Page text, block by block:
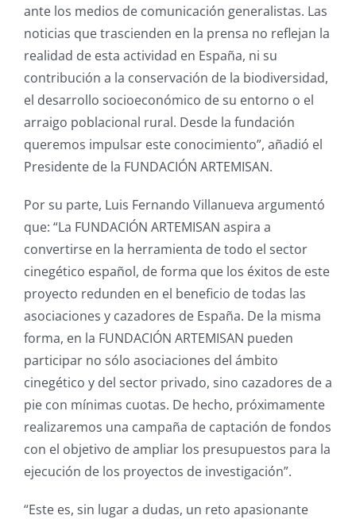
ante los medios de comunicación generalistas. Las
noticias que trascienden en la prensa no reflejan la
realidad de esta actividad en España, ni su
contribución a la conservación de la biodiversidad,
el desarrollo socioeconómico de su entorno o el
arraigo poblacional rural. Desde la fundación
queremos impulsar este conocimiento”, añadió el
Presidente de la FUNDACIÓN ARTEMISAN.
Por su parte, Luis Fernando Villanueva argumentó
que: “La FUNDACIÓN ARTEMISAN aspira a
convertirse en la herramienta de todo el sector
cinegético español, de forma que los éxitos de este
proyecto redunden en el beneficio de todas las
asociaciones y cazadores de España. De la misma
forma, en la FUNDACIÓN ARTEMISAN pueden
participar no sólo asociaciones del ámbito
cinegético y del sector privado, sino cazadores de a
pie con mínimas cuotas. De hecho, próximamente
realizaremos una campaña de captación de fondos
con el objetivo de ampliar los presupuestos para la
ejecución de los proyectos de investigación”.
“Este es, sin lugar a dudas, un reto apasionante